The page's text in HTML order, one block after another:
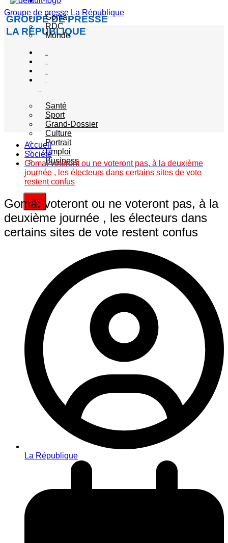
Groupe de presse La République
GROUPE DE PRESSE
LA RÉPUBLIQUE
Goma
RDC
Monde
Santé
Sport
Grand-Dossier
Culture
Portrait
Emploi
Business
X
Accueil
Société
Goma: voteront ou ne voteront pas, à la deuxième
journée , les électeurs dans certains sites de vote
restent confus
Goma: voteront ou ne voteront pas, à la
deuxième journée , les électeurs dans
certains sites de vote restent confus
La République